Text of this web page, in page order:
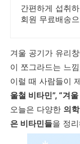
착 로켓배송
간편하게 섭취
회원 무료배송
겨울 공기가 유리
이 쪼그라드는 느
이럴 때 사람들이
울철 비타민”, “겨
오늘은 다양한 의
은 비타민들을 정